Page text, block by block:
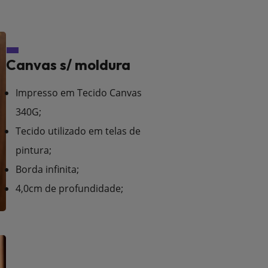
Canvas s/ moldura
Impresso em Tecido Canvas
340G;
Tecido utilizado em telas de
pintura;
Borda infinita;
4,0cm de profundidade;